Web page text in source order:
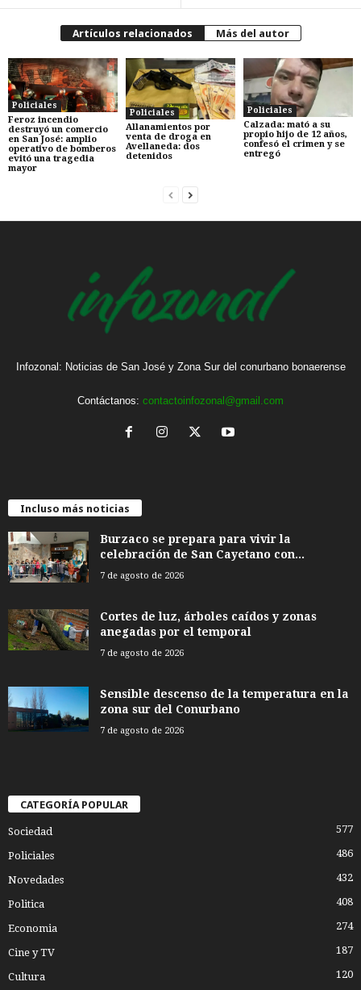
Artículos relacionados Más del autor
Policiales
Feroz incendio
destruyó un comercio
en San José: amplio
operativo de bomberos
evitó una tragedia
mayor
Policiales
Allanamientos por
venta de droga en
Avellaneda: dos
detenidos
Policiales
Calzada: mató a su
propio hijo de 12 años,
confesó el crimen y se
entregó
Infozonal: Noticias de San José y Zona Sur del conurbano bonaerense
Contáctanos: contactoinfozonal@gmail.com
Incluso más noticias
Burzaco se prepara para vivir la
celebración de San Cayetano con...
7 de agosto de 2026
Cortes de luz, árboles caídos y zonas
anegadas por el temporal
7 de agosto de 2026
Sensible descenso de la temperatura en la
zona sur del Conurbano
7 de agosto de 2026
CATEGORÍA POPULAR
Sociedad 577
Policiales 486
Novedades 432
Politica 408
Economia 274
Cine y TV 187
Cultura 120